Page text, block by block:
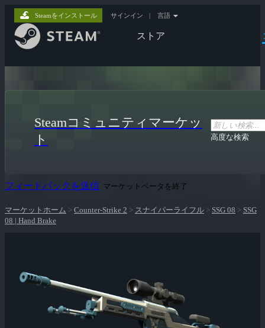
ストア
Steamをインストール サインイン | 言語
Steamコミュニティマーケッ
ト
高度な検索
フィードバックを送信 マーケットベータを終了
マーケットホーム > Counter-Strike 2 > スナイパーライフル > SSG 08 > SSG
08 | Hand Brake